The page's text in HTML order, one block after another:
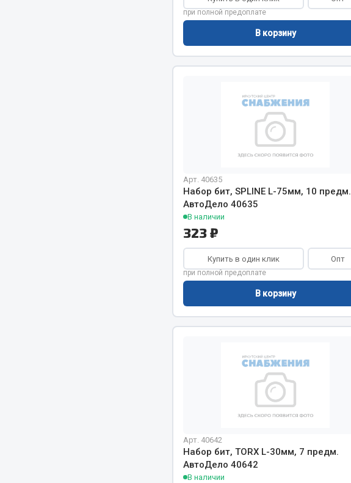
Система охлаждения
Сцепление
Тормозная система
Показать ещё
Весь раздел
Запчасти FAW
Подвеска
Система охлаждения
Сцепление
Электрооборудование
Показать ещё
Весь раздел
Подшипники
Весь раздел
при полной предоплате
В корзину
Арт. 40635
Набор бит, SPLINE L-75мм, 10 предм.
АвтоДело 40635
В наличии
323 ₽
Купить в один клик Опт
при полной предоплате
В корзину
Арт. 40642
Набор бит, TORX L-30мм, 7 предм.
АвтоДело 40642
В наличии